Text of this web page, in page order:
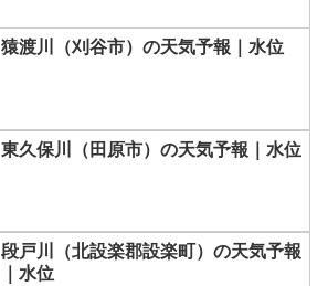
猿渡川（刈谷市）の天気予報｜水位
東久保川（田原市）の天気予報｜水位
段戸川（北設楽郡設楽町）の天気予報
｜水位